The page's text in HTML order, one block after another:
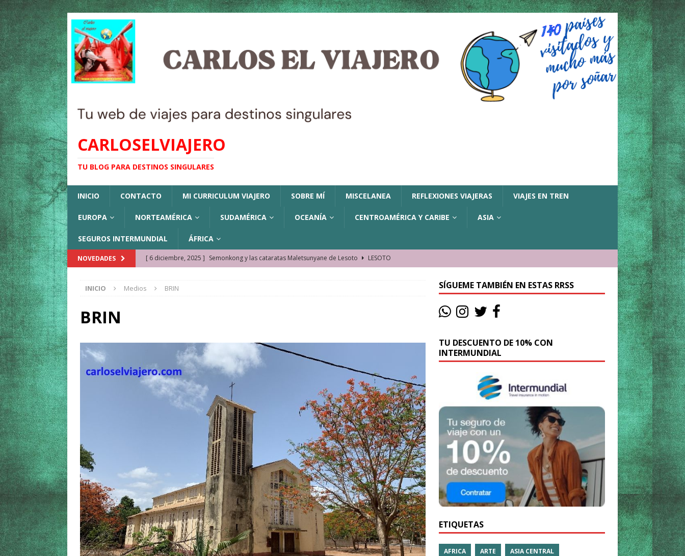
CARLOSELVIAJERO
TU BLOG PARA DESTINOS SINGULARES
INICIO CONTACTO MI CURRICULUM VIAJERO SOBRE MÍ MISCELANEA REFLEXIONES VIAJERAS VIAJES EN TREN
EUROPA NORTEAMÉRICA SUDAMÉRICA OCEANÍA CENTROAMÉRICA Y CARIBE ASIA
SEGUROS INTERMUNDIAL ÁFRICA
NOVEDADES [ 6 diciembre, 2025 ] Semonkong y las cataratas Maletsunyane de Lesoto
LESOTO
KAZAJISTÁN
[ 9 octubre, 2025 ] JAMAICA. La historia de la misteriosa avioneta de la playa
JAMAICA
[ 27 septiembre, 2025 ]
Cómo moverse en Seychelles de manera sostenible
[ 3 agosto, 2025 ]
Qué ver en Manama. La capital de Baréin
BARÉIN
[ 15 marzo, 2026 ] Ela Nguema. El barrio más castizo de Malabo GUINEA ECUATORIAL
INICIO Medios BRIN
BRIN
SÍGUEME TAMBIÉN EN ESTAS RRSS
TU DESCUENTO DE 10% CON
INTERMUNDIAL
ETIQUETAS
AFRICA ARTE ASIA CENTRAL